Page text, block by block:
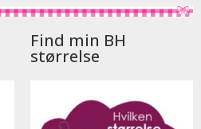
Find min BH
størrelse